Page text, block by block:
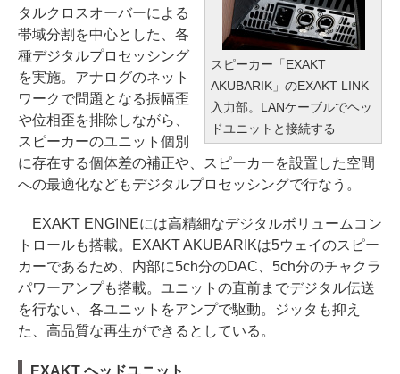
スピーカー「EXAKT
AKUBARIK」のEXAKT LINK
入力部。LANケーブルでヘッ
ドユニットと接続する
タルクロスオーバーによる
帯域分割を中心とした、各
種デジタルプロセッシング
を実施。アナログのネット
ワークで問題となる振幅歪
や位相歪を排除しながら、
スピーカーのユニット個別
に存在する個体差の補正や、スピーカーを設置した空間
への最適化などもデジタルプロセッシングで行なう。
EXAKT ENGINEには高精細なデジタルボリュームコン
トロールも搭載。EXAKT AKUBARIKは5ウェイのスピー
カーであるため、内部に5ch分のDAC、5ch分のチャクラ
パワーアンプも搭載。ユニットの直前までデジタル伝送
を行ない、各ユニットをアンプで駆動。ジッタも抑え
た、高品質な再生ができるとしている。
EXAKT ヘッドユニット